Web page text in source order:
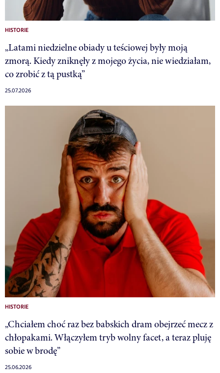
HISTORIE
„Latami niedzielne obiady u teściowej były moją
zmorą. Kiedy zniknęły z mojego życia, nie wiedziałam,
co zrobić z tą pustką”
25.07.2026
HISTORIE
„Chciałem choć raz bez babskich dram obejrzeć mecz z
chłopakami. Włączyłem tryb wolny facet, a teraz pluję
sobie w brodę”
25.06.2026